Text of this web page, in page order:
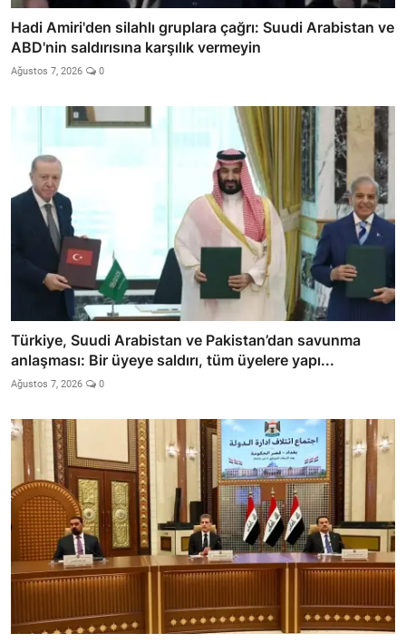
Hadi Amiri'den silahlı gruplara çağrı: Suudi Arabistan ve
ABD'nin saldırısına karşılık vermeyin
Ağustos 7, 2026 0
Türkiye, Suudi Arabistan ve Pakistan’dan savunma
anlaşması: Bir üyeye saldırı, tüm üyelere yapı...
Ağustos 7, 2026 0